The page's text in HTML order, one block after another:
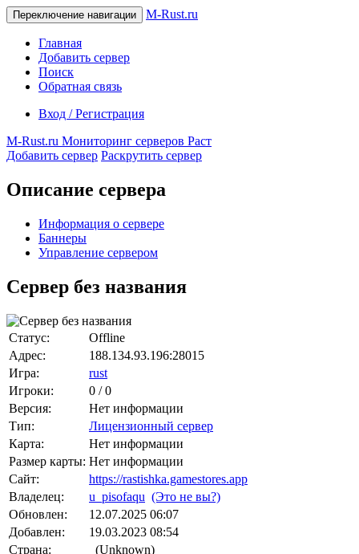
Переключение навигации M-Rust.ru
Главная
Добавить сервер
Поиск
Обратная связь
Вход / Регистрация
M-Rust.ru Мониторинг серверов Раст
Добавить сервер Раскрутить сервер
Описание сервера
Информация о сервере
Баннеры
Управление сервером
Сервер без названия
Статус:
Offline
Адрес:
188.134.93.196:28015
Игра:
rust
Игроки:
0 / 0
Версия:
Нет информации
Тип:
Лицензионный сервер
Карта:
Нет информации
Размер карты: Нет информации
Сайт:
https://rastishka.gamestores.app
Владелец:
u_pisofaqu (Это не вы?)
Обновлен:
12.07.2025 06:07
Добавлен:
19.03.2023 08:54
Страна:
(Unknown)